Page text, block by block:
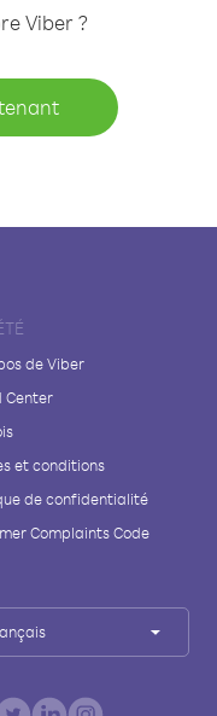
Viber ?
de Viber
Center
et conditions
de confidentialité
Complaints Code